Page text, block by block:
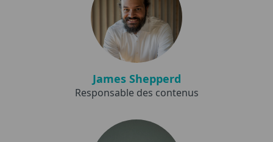
James Shepperd
Responsable des contenus